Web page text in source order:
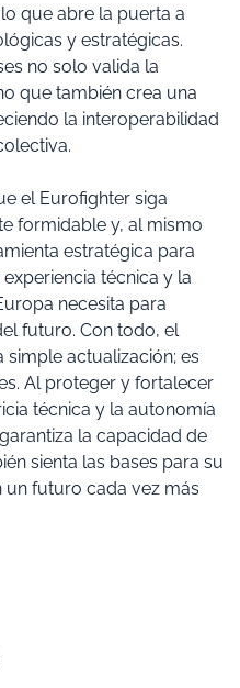
que abre la puerta a
y estratégicas.
no solo valida la
que también crea una
la interoperabilidad
el Eurofighter siga
formidable y, al mismo
estratégica para
técnica y la
necesita para
futuro. Con todo, el
simple actualización; es
Al proteger y fortalecer
técnica y la autonomía
la capacidad de
sienta las bases para su
un futuro cada vez más